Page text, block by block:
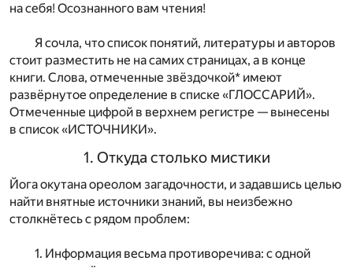
на себя! Осознанного вам чтения!
Я сочла, что список понятий, литературы и авторов
стоит разместить не на самих страницах, а в конце
книги. Слова, отмеченные звёздочкой* имеют
развёрнутое определение в списке «ГЛОССАРИЙ».
Отмеченные цифрой в верхнем регистре — вынесены
в список «ИСТОЧНИКИ».
1. Откуда столько мистики
Йога окутана ореолом загадочности, и задавшись целью
найти внятные источники знаний, вы неизбежно
столкнётесь с рядом проблем:
1. Информация весьма противоречива: с одной